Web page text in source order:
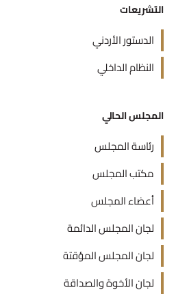
التشريعات
الدستور الأردني
النظام الداخلي
المجلس الحالي
رئاسة المجلس
مكتب المجلس
أعضاء المجلس
لجان المجلس الدائمة
لجان المجلس المؤقتة
لجان الأخوة والصداقة